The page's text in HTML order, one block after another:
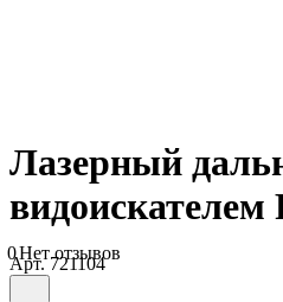
Лазерный
0Нет отзывов
Арт.721104